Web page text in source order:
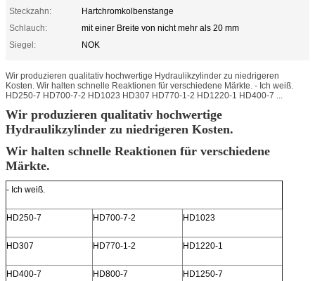
Steckzahn:
Hartchromkolbenstange
Schlauch:
mit einer Breite von nicht mehr als 20 mm
Siegel:
NOK
Wir produzieren qualitativ hochwertige Hydraulikzylinder zu niedrigeren
Kosten. Wir halten schnelle Reaktionen für verschiedene Märkte. - Ich weiß.
HD250-7 HD700-7-2 HD1023 HD307 HD770-1-2 HD1220-1 HD400-7 ...
Wir produzieren qualitativ hochwertige
Hydraulikzylinder zu niedrigeren Kosten.
Wir halten schnelle Reaktionen für verschiedene
Märkte.
- Ich weiß.
HD250-7 HD700-7-2 HD1023
HD307 HD770-1-2 HD1220-1
HD400-7 HD800-7 HD1250-7